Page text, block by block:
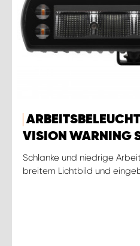
VISION WARNING
Schlanke und niedrige
breitem Lichtbild und